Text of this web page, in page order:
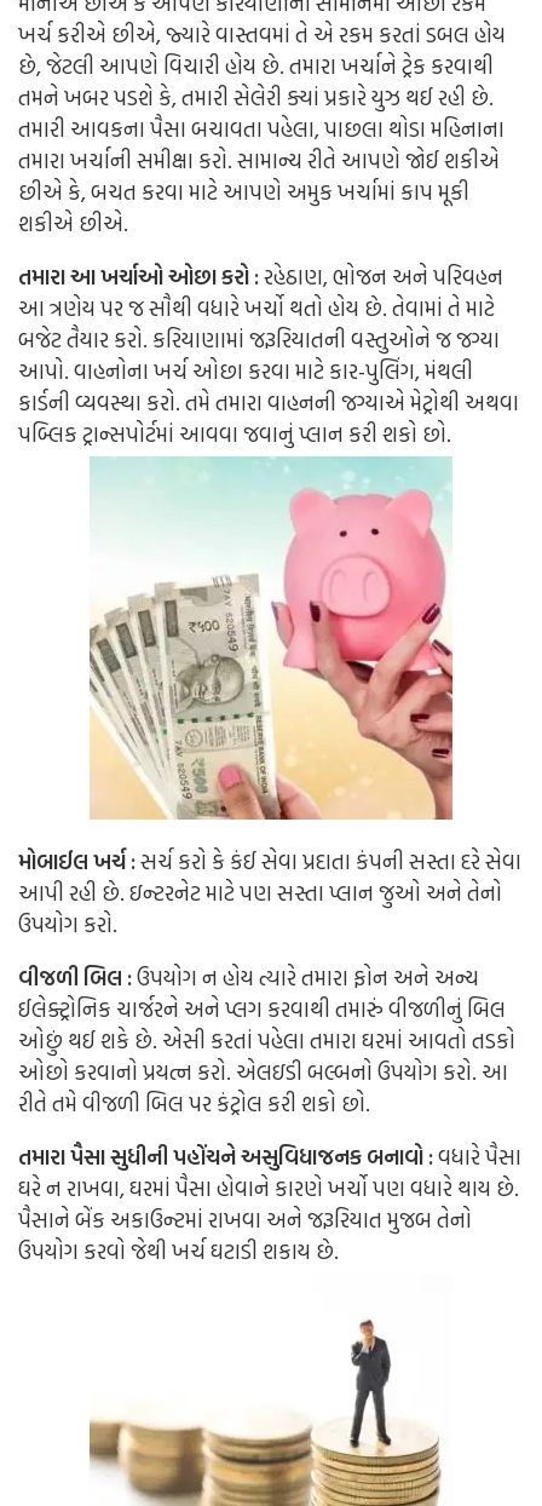
ખર્ચ કરીએ છીએ, જ્યારે વાસ્તવમાં તે એ રકમ કરતાં ડબલ હોય
છે, જેટલી આપણે વિચારી હોય છે. તમારા ખર્ચાને ટ્રેક કરવાથી
તમને ખબર પડશે કે, તમારી સેલેરી ક્યાં પ્રકારે યુઝ થઈ રહી છે.
તમારી આવકના પૈસા બચાવતા પહેલા, પાછલા થોડા મહિનાના
તમારા ખર્ચાની સમીક્ષા કરો. સામાન્ય રીતે આપણે જોઈ શકીએ
છીએ કે, બચત કરવા માટે આપણે અમુક ખર્ચામાં કાપ મૂકી
શકીએ છીએ.
તમારા આ ખર્ચાઓ ઓછા કરો :રહેઠાણ, ભોજન અને પરિવહન
આ ત્રણેય પર જ સૌથી વધારે ખર્ચો થતો હોય છે. તેવામાં તે માટે
બજેટ તૈયાર કરો. કરિયાણામાં જરૂરિયાતની વસ્તુઓને જ જગ્યા
આપો. વાહનોના ખર્ચ ઓછા કરવા માટે કાર-પુલિંગ, મંથલી
કાર્ડની વ્યવસ્થા કરો. તમે તમારા વાહનની જગ્યાએ મેટ્રોથી અથવા
પબ્લિક ટ્રાન્સપોર્ટમાં આવવા જવાનું પ્લાન કરી શકો છો.
મોબાઈલ ખર્ચ :સર્ચ કરો કે કંઈ સેવા પ્રદાતા કંપની સસ્તા દરે સેવા
આપી રહી છે. ઇન્ટરનેટ માટે પણ સસ્તા પ્લાન જુઓ અને તેનો
ઉપયોગ કરો.
વીજળી બિલ :ઉપયોગ ન હોય ત્યારે તમારા ફોન અને અન્ય
ઈલેક્ટ્રોનિક ચાર્જરને અને પ્લગ કરવાથી તમારું વીજળીનું બિલ
ઓછું થઈ શકે છે. એસી કરતાં પહેલા તમારા ઘરમાં આવતો તડકો
ઓછો કરવાનો પ્રયત્ન કરો. એલઇડી બલ્બનો ઉપયોગ કરો. આ
રીતે તમે વીજળી બિલ પર કંટ્રોલ કરી શકો છો.
તમારા પૈસા સુધીની પહોંચને અસુવિધાજનક બનાવો :વધારે પૈસા
ઘરે ન રાખવા, ઘરમાં પૈસા હોવાને કારણે ખર્ચો પણ વધારે થાય છે.
પૈસાને બેંક અકાઉન્ટમાં રાખવા અને જરૂરિયાત મુજબ તેનો
ઉપયોગ કરવો જેથી ખર્ચ ઘટાડી શકાય છે.